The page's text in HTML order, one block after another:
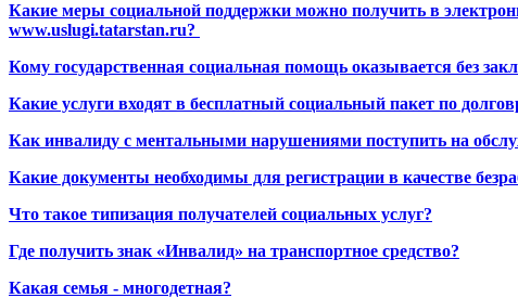
Какие меры социальной поддержки можно получить в
www.uslugi.tatarstan.ru?
Кому государственная социальная помощь оказывается без
Какие услуги входят в бесплатный социальный пакет по
Как инвалиду с ментальными нарушениями поступить на
Какие документы необходимы для регистрации в качестве
Что такое типизация получателей социальных услуг?
Где получить знак «Инвалид» на транспортное средство?
Какая семья - многодетная?